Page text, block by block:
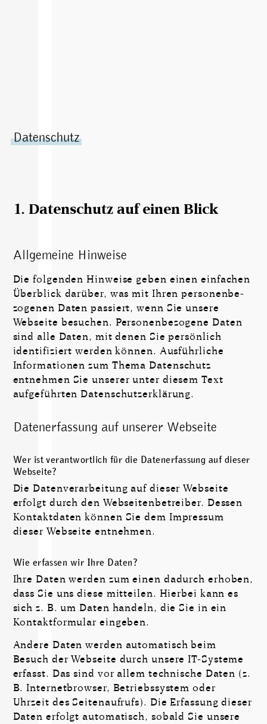
Datenschutz
1. Datenschutz auf einen Blick
Allgemeine Hinweise
Die folgenden Hinweise geben einen einfachen
Überblick darüber, was mit Ihren perso­nen­be­
zo­genen Daten passiert, wenn Sie unsere
Webseite besuchen. Person­en­be­zo­gene Daten
sind alle Daten, mit denen Sie persön­lich
identi­fiziert werden können. Ausführ­liche
Infor­ma­ti­onen zum Thema Daten­schutz
entnehmen Sie unserer unter diesem Text
aufge­führten Daten­schut­zer­klärung.
Datenerfassung auf unserer Webseite
Wer ist verantwortlich für die Datenerfassung auf dieser
Webseite?
Die Datenverarbeitung auf dieser Webseite
erfolgt durch den Webseiten­be­treiber. Dessen
Kontakt­daten können Sie dem Impressum
dieser Webseite ent­nehmen.
Wie erfassen wir Ihre Daten?
Ihre Daten werden zum einen dadurch erhoben,
dass Sie uns diese mittei­len. Hierbei kann es
sich z. B. um Daten handeln, die Sie in ein
Kontakt­formular eingeben.
Andere Daten werden auto­ma­tisch beim
Besuch der Webseite durch unsere IT-Systeme
erfasst. Das sind vor allem technische Daten (z.
B. Internet­browser, Betriebs­system oder
Uhrzeit des Seiten­aufrufs). Die Erfassung dieser
Daten erfolgt auto­matisch, sobald Sie unsere